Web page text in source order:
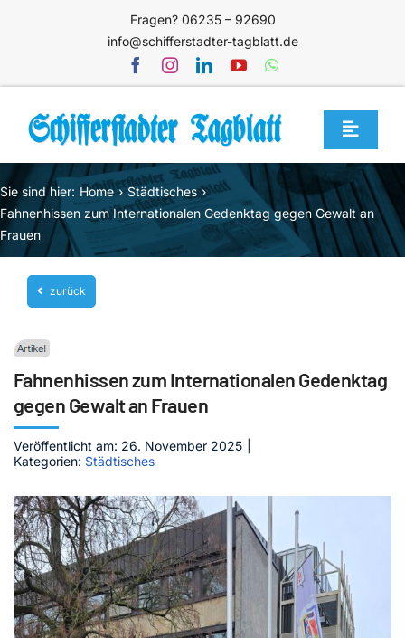
Fragen? 06235 – 92690
info@schifferstadter-tagblatt.de
Toggle
Home
Themen
Blog
Unternehmen
Mediathek
Jetzt abonnieren
Sie sind hier: Home
Städtisches
Fahnenhissen zum Internationalen Gedenktag gegen Gewalt an
Frauen
zurück
Fahnenhissen zum Internationalen Gedenktag
gegen Gewalt an Frauen
Veröffentlicht am: 26. November 2025
Kategorien: Städtisches